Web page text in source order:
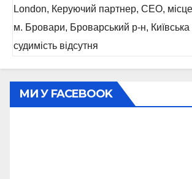
London, Керуючий партнер, СЕО,
м. Бровари, Броварський р-н, Київська
судимість відсутня
МИ У FACEBOOK